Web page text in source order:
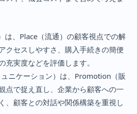
は、Place（流通）の顧客視点での解
クセスしやすさ、購入手続きの簡便
充実度などを評価します。
ニケーション）は、Promotion（販
点で捉え直し、企業から顧客への一
、顧客との対話や関係構築を重視し